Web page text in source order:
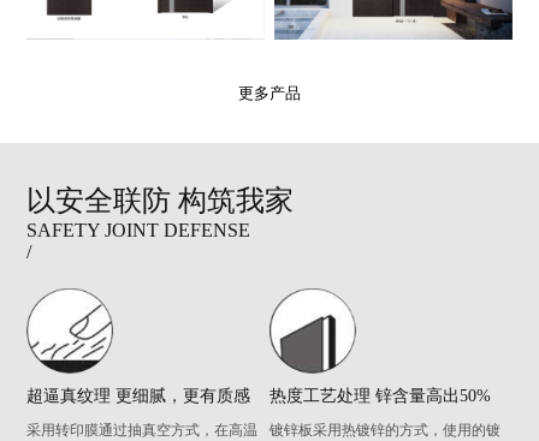
更多产品
以安全联防 构筑我家
SAFETY JOINT DEFENSE
/
超逼真纹理 更细腻，更有质感
采用转印膜通过抽真空方式，在高温
热度工艺处理 锌含量高出50%
镀锌板采用热镀锌的方式，使用的镀